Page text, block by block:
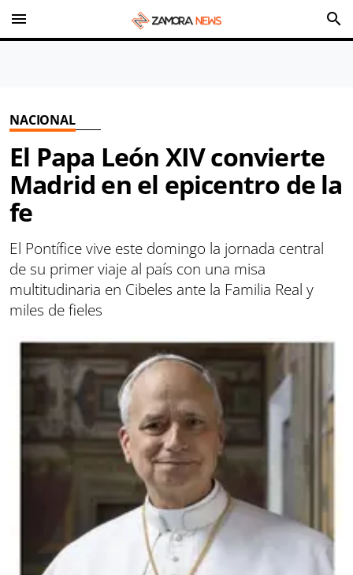
menu search
NACIONAL
El Papa León XIV convierte
Madrid en el epicentro de la
fe
El Pontífice vive este domingo la jornada central
de su primer viaje al país con una misa
multitudinaria en Cibeles ante la Familia Real y
miles de fieles